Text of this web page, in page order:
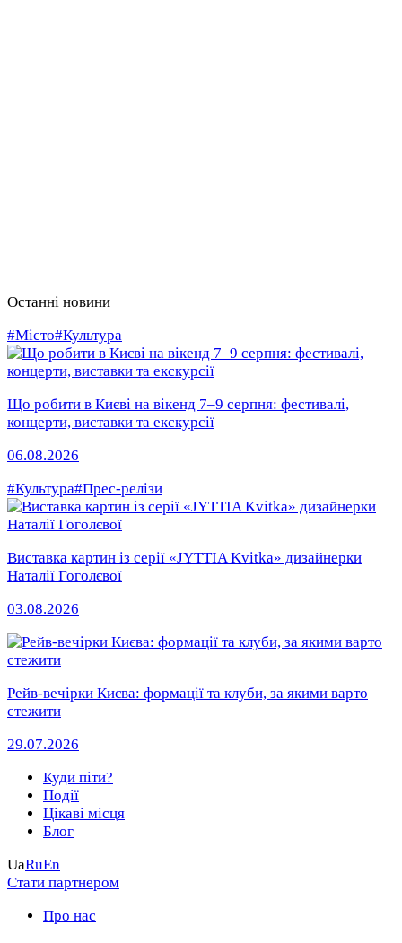
Останні новини
#Місто#Культура
Що робити в Києві на вікенд 7–9 серпня: фестивалі,
концерти, виставки та екскурсії
06.08.2026
#Культура#Прес-релізи
Виставка картин із серії «JYTTIA Kvitka» дизайнерки
Наталії Гоголєвої
03.08.2026
Рейв-вечірки Києва: формації та клуби, за якими варто
стежити
29.07.2026
Куди піти?
Події
Цікаві місця
Блог
UaRuEn
Стати партнером
Про нас